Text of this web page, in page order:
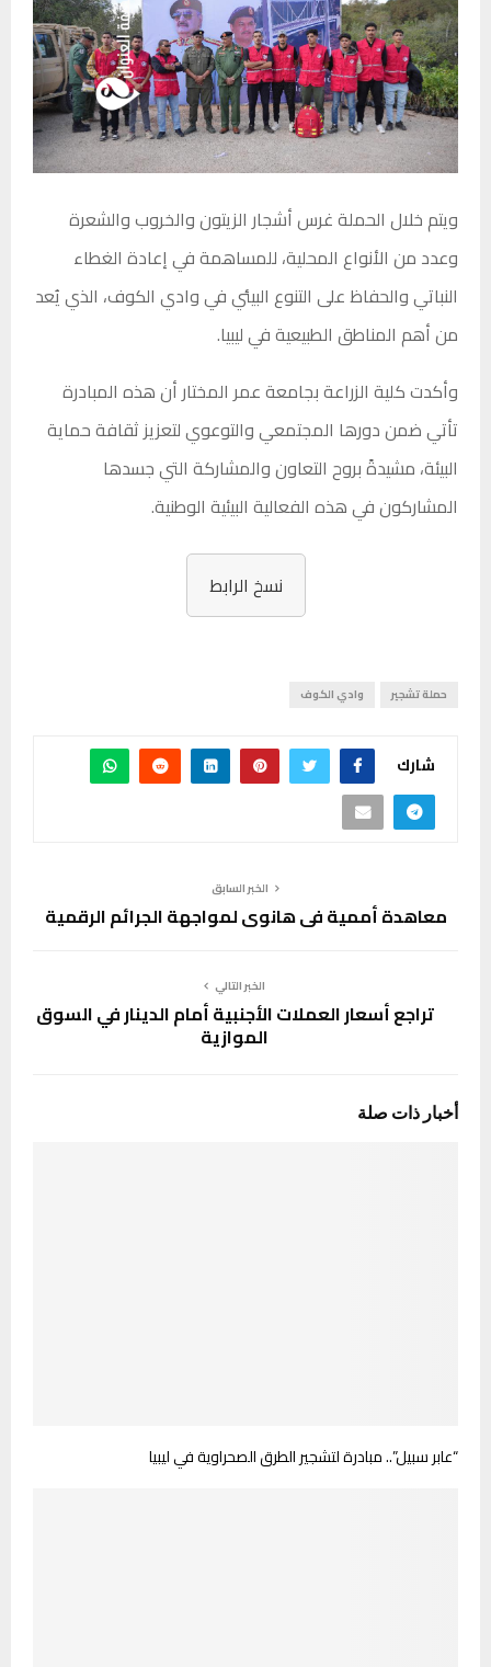
ويتم خلال الحملة غرس أشجار الزيتون والخروب والشعرة
وعدد من الأنواع المحلية، للمساهمة في إعادة الغطاء
النباتي والحفاظ على التنوع البيئي في وادي الكوف، الذي يُعد
من أهم المناطق الطبيعية في ليبيا.
وأكدت كلية الزراعة بجامعة عمر المختار أن هذه المبادرة
تأتي ضمن دورها المجتمعي والتوعوي لتعزيز ثقافة حماية
البيئة، مشيدةً بروح التعاون والمشاركة التي جسدها
المشاركون في هذه الفعالية البيئية الوطنية.
نسخ الرابط
حملة تشجير وادي الكوف
شارك
الخبر السابق
معاهدة أممية في هانوي لمواجهة الجرائم الرقمية
الخبر التالي
تراجع أسعار العملات الأجنبية أمام الدينار في السوق
الموازية
أخبار ذات صلة
“عابر سبيل”.. مبادرة لتشجير الطرق الصحراوية في ليبيا